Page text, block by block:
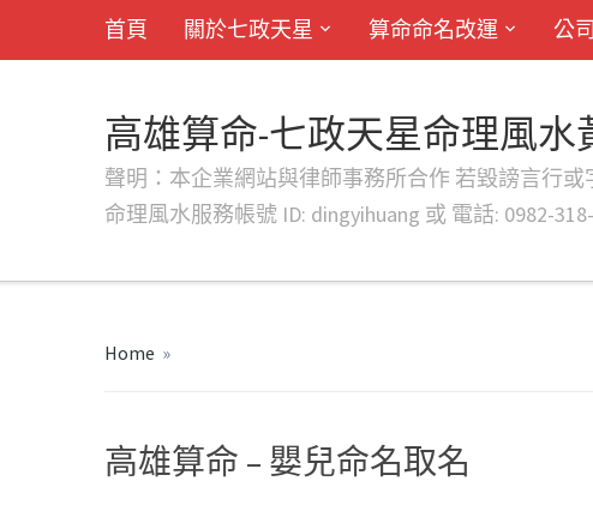
首頁 關於七政天星 算命命名改運 公
高雄算命-七政天星命理風水
聲明：本企業網站與律師事務所合作 若毀謗言行或
命理風水服務帳號 ID: dingyihuang 或 電話: 0982-
Home »
高雄算命 – 嬰兒命名取名